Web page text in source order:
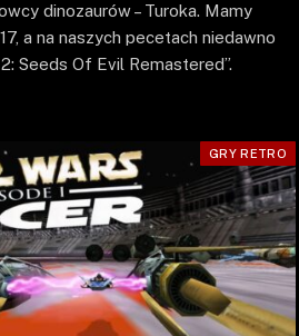
dinozaurów – Turoka. Mamy
a na naszych pecetach niedawno
Seeds Of Evil Remastered”.
GRY RETRO